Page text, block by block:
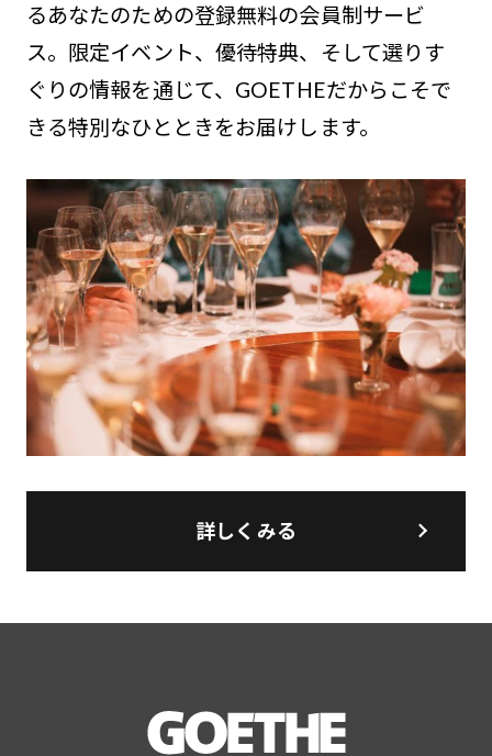
るあなたのための登録無料の会員制サービ
ス。限定イベント、優待特典、そして選りす
ぐりの情報を通じて、GOETHEだからこそで
きる特別なひとときをお届けします。
詳しくみる